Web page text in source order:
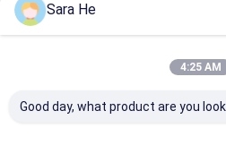
Produits Recommandés
Sara He
4:25 AM
Good day, what product are you